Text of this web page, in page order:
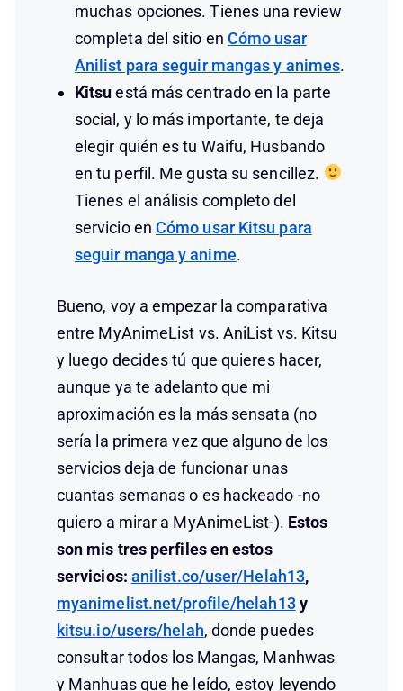
muchas opciones. Tienes una review
completa del sitio en Cómo usar
Anilist para seguir mangas y animes.
Kitsuestá más centrado en la parte
social, y lo más importante, te deja
elegir quién es tu Waifu, Husbando
en tu perfil. Me gusta su sencillez.
Tienes el análisis completo del
servicio en Cómo usar Kitsu para
seguir manga y anime.
Bueno, voy a empezar la comparativa
entre MyAnimeList vs. AniList vs. Kitsu
y luego decides tú que quieres hacer,
aunque ya te adelanto que mi
aproximación es la más sensata (no
sería la primera vez que alguno de los
servicios deja de funcionar unas
cuantas semanas o es hackeado -no
quiero a mirar a MyAnimeList-). Estos
son mis tres perfiles en estos
servicios: anilist.co/user/Helah13,
myanimelist.net/profile/helah13y
kitsu.io/users/helah, donde puedes
consultar todos los Mangas, Manhwas
y Manhuas que he leído, estoy leyendo